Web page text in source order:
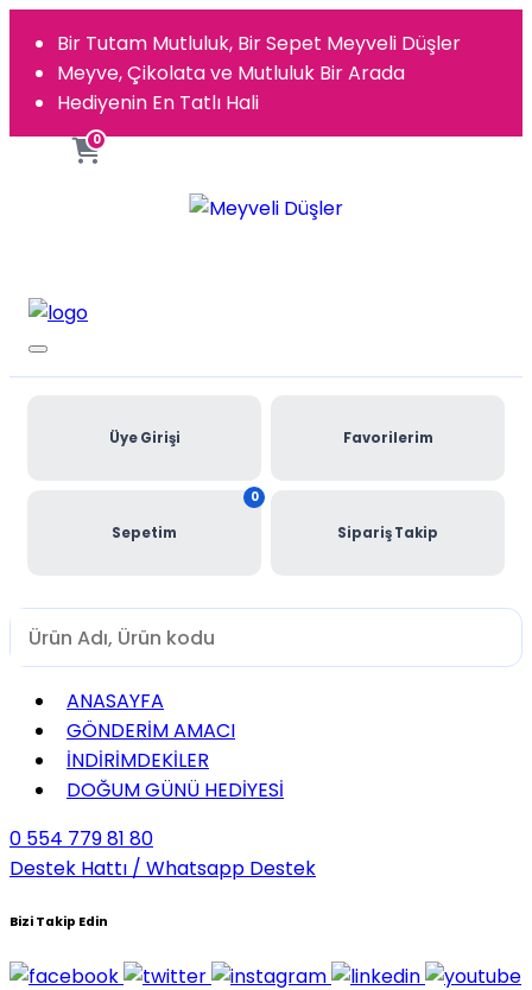
Bir Tutam Mutluluk, Bir Sepet Meyveli Düşler
Meyve, Çikolata ve Mutluluk Bir Arada
Hediyenin En Tatlı Hali
0
Üye Girişi Favorilerim
0
Sepetim Sipariş Takip
ANASAYFA
GÖNDERİM AMACI
İNDİRİMDEKİLER
DOĞUM GÜNÜ HEDİYESİ
0 554 779 81 80
Destek Hattı / Whatsapp Destek
Bizi Takip Edin